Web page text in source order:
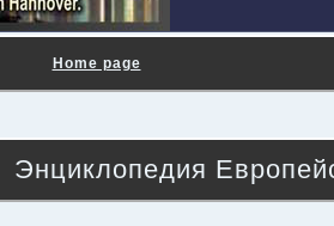
Home page
Энциклопедия